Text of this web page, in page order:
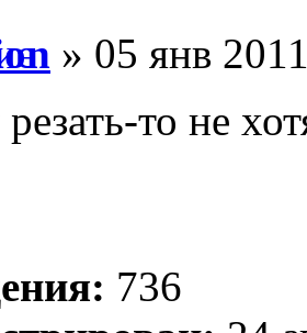
» 05 янв
то не
736